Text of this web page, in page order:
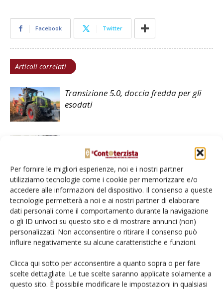
Per fornire le migliori esperienze, noi e i nostri partner
utilizziamo tecnologie come i cookie per memorizzare e/o
accedere alle informazioni del dispositivo. Il consenso a queste
tecnologie permetterà a noi e ai nostri partner di elaborare
dati personali come il comportamento durante la navigazione
o gli ID univoci su questo sito e di mostrare annunci (non)
personalizzati. Non acconsentire o ritirare il consenso può
influire negativamente su alcune caratteristiche e funzioni.
Clicca qui sotto per acconsentire a quanto sopra o per fare
scelte dettagliate. Le tue scelte saranno applicate solamente a
questo sito. È possibile modificare le impostazioni in qualsiasi
Facebook Twitter
Articoli correlati
Transizione 5.0, doccia fredda per gli
esodati
2026 in crescita
Fondi per la sicurezza dei trattori e
Fondo Innovazione, i chiarimenti di
Federacma
LASCIA UN COMMENTO